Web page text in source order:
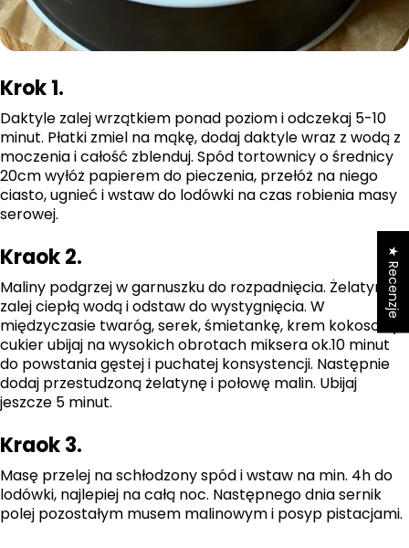
Krok 1.
Daktyle zalej wrzątkiem ponad poziom i odczekaj 5-10
minut. Płatki zmiel na mąkę, dodaj daktyle wraz z wodą z
moczenia i całość zblenduj. Spód tortownicy o średnicy
20cm wyłóż papierem do pieczenia, przełóż na niego
ciasto, ugnieć i wstaw do lodówki na czas robienia masy
serowej.
Kraok 2.
Maliny podgrzej w garnuszku do rozpadnięcia. Żelatynę
zalej ciepłą wodą i odstaw do wystygnięcia. W
międzyczasie twaróg, serek, śmietankę, krem kokosowy i
cukier ubijaj na wysokich obrotach miksera ok.10 minut
do powstania gęstej i puchatej konsystencji. Następnie
dodaj przestudzoną żelatynę i połowę malin. Ubijaj
jeszcze 5 minut.
Kraok 3.
Masę przelej na schłodzony spód i wstaw na min. 4h do
lodówki, najlepiej na całą noc. Następnego dnia sernik
polej pozostałym musem malinowym i posyp pistacjami.
★ Recenzje